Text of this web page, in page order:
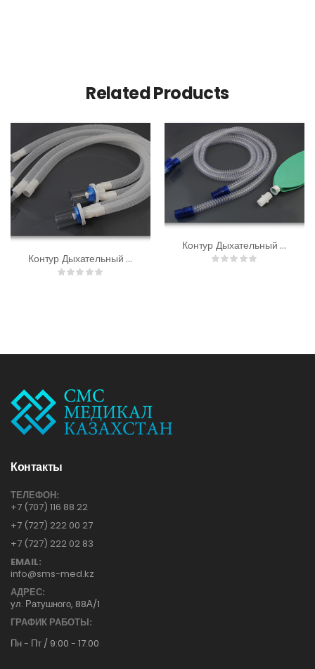
Related Products
Контур Дыхательный Вентиляционный Гофрированный
Контур Дыхательный Анестезиологический Гладкоствольный
Контакты
ТЕЛЕФОН:
+7 (707) 116 88 22
+7 (727) 222 00 27
+7 (727) 222 02 83
EMAIL:
info@sms-med.kz
АДРЕС:
ул. Ратушного, 88А/1
ГРАФИК РАБОТЫ:
Пн - Пт / 9:00 - 17:00